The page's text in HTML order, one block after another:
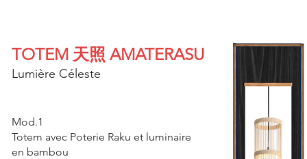
TOTEM 天照 AMATERASU
Lumière Céleste
Mod.1
Totem avec Poterie Raku et luminaire
en bambou